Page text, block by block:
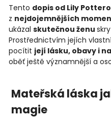
Tento dopis od Lily
z nejdojemnějších
ukázal skutečnou ženu
Prostřednictvím jejích
pocítit její lásku, obavy i
oběť ještě významnější a
Mateřská láska
magie